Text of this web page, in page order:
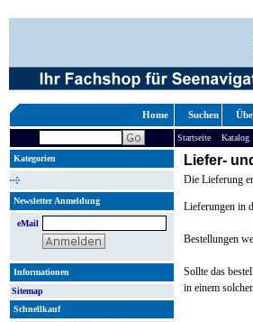
Home Suchen
Startseite » Katalog
Kategorien
Newsletter Anmeldung
eMail
Informationen
Sitemap
Schnellkauf
Liefer-
Die Lieferung
Lieferungen in
Bestellungen
Sollte das
in einem